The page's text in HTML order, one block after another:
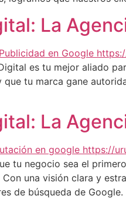
La
es tu mejor aliado
que tu marca gane
La
tu negocio sea el
Con una visión clara y
de búsqueda de